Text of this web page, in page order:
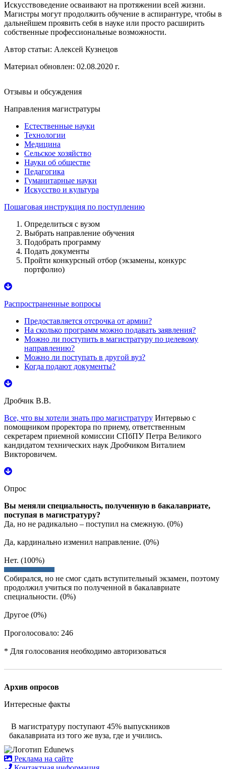
Искусствоведение осваивают на протяжении всей жизни.
Магистры могут продолжить обучение в аспирантуре, чтобы в
дальнейшем проявить себя в науке или просто расширить
собственные профессиональные возможности.
Автор статьи: Алексей Кузнецов
Материал обновлен: 02.08.2020 г.
Отзывы и обсуждения
Направления магистратуры
Естественные науки
Технологии
Медицина
Сельское хозяйство
Науки об обществе
Педагогика
Гуманитарные науки
Искусство и культура
Пошаговая инструкция по поступлению
Определиться с вузом
Выбрать направление обучения
Подобрать программу
Подать документы
Пройти конкурсный отбор (экзамены, конкурс
портфолио)
Распространенные вопросы
Предоставляется отсрочка от армии?
На сколько программ можно подавать заявления?
Можно ли поступить в магистратуру по целевому
направлению?
Можно ли поступать в другой вуз?
Когда подают документы?
Дробчик В.В.
Все, что вы хотели знать про магистратуру Интервью с
помощником проректора по приему, ответственным
секретарем приемной комиссии СПбПУ Петра Великого
кандидатом технических наук Дробчиком Виталием
Викторовичем.
Опрос
Вы меняли специальность, полученную в бакалавриате,
поступая в магистратуру?
Да, но не радикально – поступил на смежную. (0%)
Да, кардинально изменил направление. (0%)
Нет. (100%)
Собирался, но не смог сдать вступительный экзамен, поэтому
продолжил учиться по полученной в бакалавриате
специальности. (0%)
Другое (0%)
Проголосовало: 246
* Для голосования необходимо авторизоваться
Архив опросов
Интересные факты
В магистратуру поступают 45% выпускников
бакалавриата из того же вуза, где и учились.
Реклама на сайте